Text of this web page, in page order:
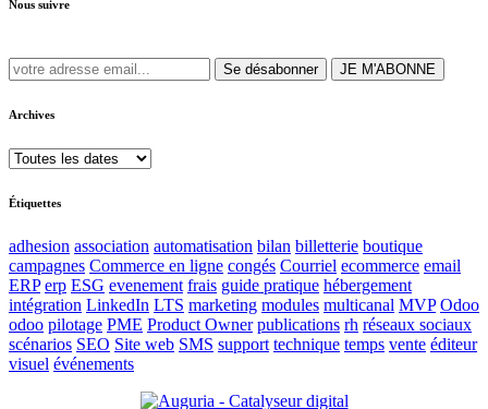
Nous suivre
Se désabonner JE M'ABONNE
Archives
Étiquettes
adhesion association automatisation bilan billetterie boutique
campagnes Commerce en ligne congés Courriel ecommerce email
ERP erp ESG evenement frais guide pratique hébergement
intégration LinkedIn LTS marketing modules multicanal MVP Odoo
odoo pilotage PME Product Owner publications rh réseaux sociaux
scénarios SEO Site web SMS support technique temps vente éditeur
visuel événements